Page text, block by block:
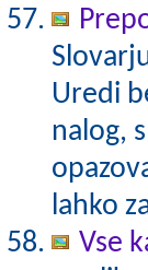
Uredi
nalog,
lahko
Vse